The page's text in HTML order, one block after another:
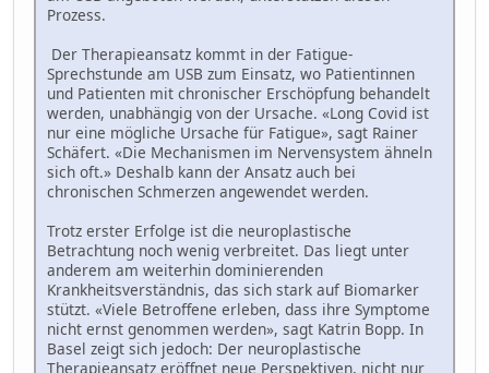
Prozess.
Der Therapieansatz kommt in der Fatigue-
Sprechstunde am USB zum Einsatz, wo Patientinnen
und Patienten mit chronischer Erschöpfung behandelt
werden, unabhängig von der Ursache. «Long Covid ist
nur eine mögliche Ursache für Fatigue», sagt Rainer
Schäfert. «Die Mechanismen im Nervensystem ähneln
sich oft.» Deshalb kann der Ansatz auch bei
chronischen Schmerzen angewendet werden.
Trotz erster Erfolge ist die neuroplastische
Betrachtung noch wenig verbreitet. Das liegt unter
anderem am weiterhin dominierenden
Krankheitsverständnis, das sich stark auf Biomarker
stützt. «Viele Betroffene erleben, dass ihre Symptome
nicht ernst genommen werden», sagt Katrin Bopp. In
Basel zeigt sich jedoch: Der neuroplastische
Therapieansatz eröffnet neue Perspektiven, nicht nur